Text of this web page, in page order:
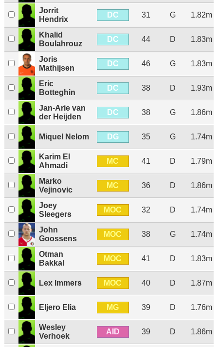
Jorrit
Hendrix
DC 31 G 1.82m
Khalid
Boulahrouz
DC 44 D 1.83m
Joris
Mathijsen
DC 46 G 1.83m
Eric
Botteghin
DC 38 D 1.93m
Jan-Arie van
der Heijden
DC 38 G 1.86m
Miquel Nelom DG 35 G 1.74m
Karim El
Ahmadi
MC 41 D 1.79m
Marko
Vejinovic
MC 36 D 1.86m
Joey
Sleegers
MOC 32 D 1.74m
John
Goossens
MOC 38 G 1.74m
Otman
Bakkal
MOC 41 D 1.83m
Lex Immers MOC 40 D 1.87m
Eljero Elia MG 39 D 1.76m
Wesley
Verhoek
AID 39 D 1.86m